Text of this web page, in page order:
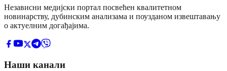
Независни медијски портал посвећен квалитетном
новинарству, дубинским анализама и поузданом извештавању
о актуелним догађајима.
Наши канали